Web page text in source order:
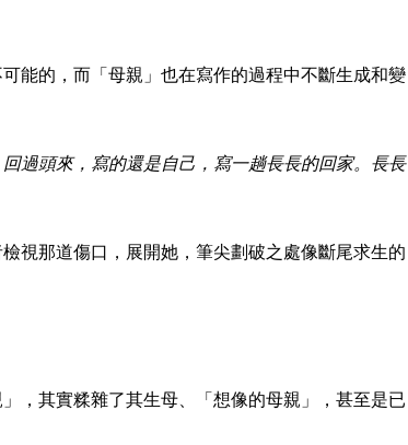
能的，而「母親」也在寫作的過程中不斷生成和變
過頭來，寫的還是自己，寫一趟長長的回家。長長
視那道傷口，展開她，筆尖劃破之處像斷尾求生的
，其實糅雜了其生母、「想像的母親」，甚至是已